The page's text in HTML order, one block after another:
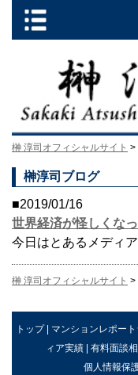
榊 淳司オフィシャルサイト >
榊淳司ブログ
■2019/01/16
世界経済が怪しくな
今日はとあるメディ
榊 淳司オフィシャルサイト >
トップ| マンションレポー
ィア実績| 有料面談
個人情報保